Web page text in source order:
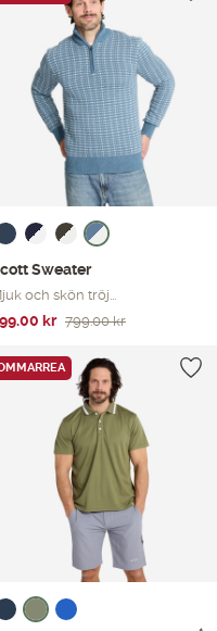
Sweater
och skön tröj...
799.00kr
kr